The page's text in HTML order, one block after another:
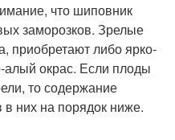
что шиповник
заморозков. Зрелые
приобретают либо ярко-
окрас. Если плоды
то содержание
них на порядок ниже.